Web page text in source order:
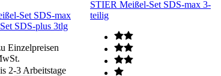
Set SDS-max
SDS-plus 3tlg
Einzelpreisen
2-3 Arbeitstage
STIER Meißel-Set SDS-max 3-
teilig